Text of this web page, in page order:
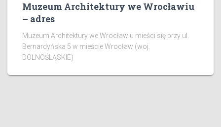
Muzeum Architektury we Wrocławiu
– adres
Muzeum Architektury we Wrocławiu mieści się przy ul.
Bernardyńska 5 w mieście Wrocław (woj.
DOLNOŚLĄSKIE)